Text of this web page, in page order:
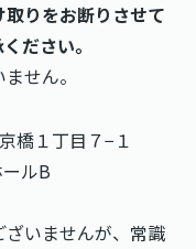
りをお断りさせて
ださい。
せん。
橋１丁目７−１
ルB
いませんが、常識